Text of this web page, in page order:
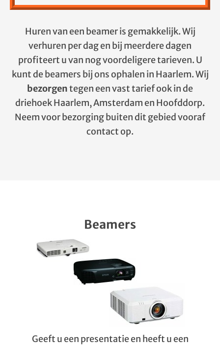
Huren van een beamer is gemakkelijk. Wij
verhuren per dag en bij meerdere dagen
profiteert u van nog voordeligere tarieven. U
kunt de beamers bij ons ophalen in Haarlem. Wij
bezorgentegen een vast tarief ook in de
driehoek Haarlem, Amsterdam en Hoofddorp.
Neem voor bezorging buiten dit gebied vooraf
contact op.
Beamers
Geeft u een presentatie en heeft u een